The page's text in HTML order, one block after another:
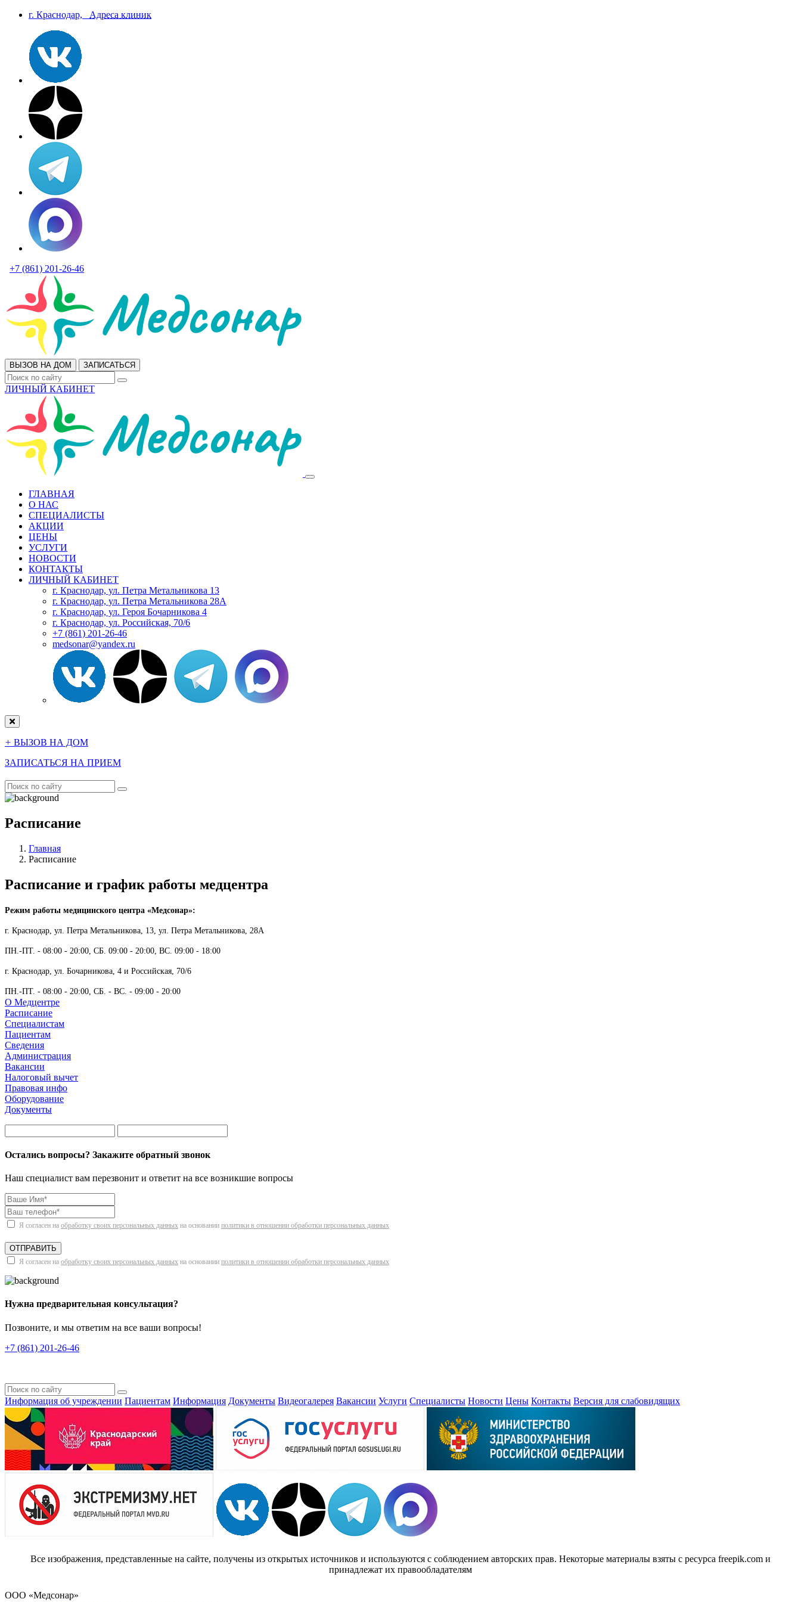
г. Краснодар, Aдреса клиник
+7 (861) 201-26-46
ВЫЗОВ НА ДОМ ЗАПИСАТЬСЯ
ЛИЧНЫЙ КАБИНЕТ
ГЛАВНАЯ
О НАС
СПЕЦИАЛИСТЫ
АКЦИИ
ЦЕНЫ
УСЛУГИ
НОВОСТИ
КОНТАКТЫ
ЛИЧНЫЙ КАБИНЕТ
г. Краснодар, ул. Петра Метальникова 13
г. Краснодар, ул. Петра Метальникова 28А
г. Краснодар, ул. Героя Бочарникова 4
г. Краснодар, ул. Российская, 70/6
+7 (861) 201-26-46
medsonar@yandex.ru
+ ВЫЗОВ НА ДОМ
ЗАПИСАТЬСЯ НА ПРИЕМ
Расписание
Главная
Расписание
Расписание и график работы медцентра
Режим работы медицинского центра «Медсонар»:
г. Краснодар, ул. Петра Метальникова, 13, ул. Петра Метальникова, 28А
ПН.-ПТ. - 08:00 - 20:00, СБ. 09:00 - 20:00, ВС. 09:00 - 18:00
г. Краснодар, ул. Бочарникова, 4 и Российская, 70/6
ПН.-ПТ. - 08:00 - 20:00, СБ. - ВС. - 09:00 - 20:00
О Медцентре
Расписание
Специалистам
Пациентам
Сведения
Администрация
Вакансии
Налоговый вычет
Правовая инфо
Оборудование
Документы
Остались вопросы? Закажите обратный звонок
Наш специалист вам перезвонит и ответит на все возникшие вопросы
Я согласен на обработку своих персональных данных на основании политики в отношении обработки персональных данных
ОТПРАВИТЬ
Я согласен на обработку своих персональных данных на основании политики в отношении обработки персональных данных
Нужна предварительная консультация?
Позвоните, и мы ответим на все ваши вопросы!
+7 (861) 201-26-46
Информация об учреждении Пациентам Информация Документы Видеогалерея Вакансии Услуги Специалисты Новости Цены Контакты Версия для слабовидящих
Все изображения, представленные на сайте, получены из открытых источников и используются с соблюдением авторских прав. Некоторые материалы взяты с ресурса freepik.com и
принадлежат их правообладателям
ООО «Медсонар»